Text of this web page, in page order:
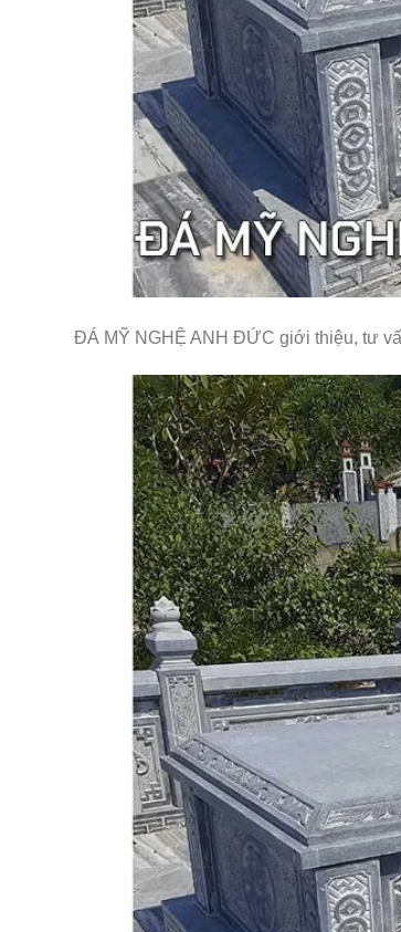
ĐÁ MỸ NGHỆ ANH ĐỨC giới thiệu, tư